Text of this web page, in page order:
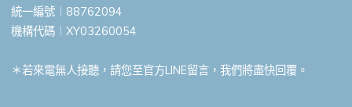
統一編號︱88762094
機構代碼︱XY03260054
＊若來電無人接聽，請您至官方LINE留言，我們將盡快回覆。